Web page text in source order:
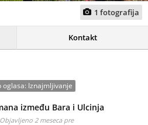
1 fotografija
Kontakt
oglasa: Iznajmljivanje
između Bara i Ulcinja
Objavljeno 2 meseca pre